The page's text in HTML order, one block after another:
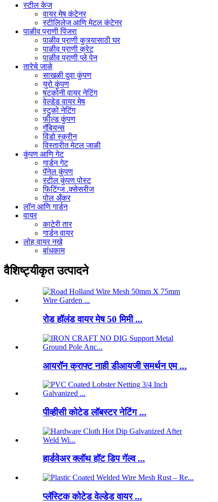
स्टील केज
वायर मेष कंटेनर
स्टीलिलेज आणि मेटल कंटेनर
पाळीव प्राणी पिंजरा
पाळीव प्राणी कुत्र्यासाठी घर
पाळीव प्राणी क्रेट
पाळीव प्राणी प्ले पेन
तारेचे जाळे
साखळी दुवा कुंपण
युरो कुंपण
षटकोनी वायर नेटिंग
वेल्डेड वायर मेष
स्टुको नेटिंग
फील्ड कुंपण
गॅबियन्स
विंडो स्क्रीन
विस्तारीत मेटल जाळी
कुंपण आणि गेट
गार्डन गेट
पॅनेल कुंपण
स्टील कुंपण पोस्ट
फिटिंग्ज .क्सेसरीज
पोल अँकर
लॉन आणि गार्डन
वायर
काटेरी तार
गार्डन वायर
लोह वायर नखे
बांधकाम
वैशिष्ट्यीकृत उत्पादने
रोड हॉलंड वायर मेष 50 मिमी ...
आयरॉन क्राफ्ट नाही डीआयजी समर्थन एम ...
पीव्हीसी कोटेड लॉबस्टर नेटिंग ...
हार्डवेअर क्लॉथ हॉट डिप गॅल्व ...
प्लॅस्टिक कोटेड वेल्डेड वायर ...